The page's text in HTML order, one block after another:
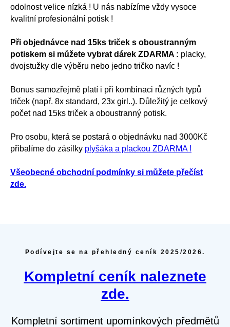
odolnost velice nízká ! U nás nabízíme vždy vysoce
kvalitní profesionální potisk !
Při objednávce nad 15ks triček s oboustranným
potiskem si můžete vybrat dárek ZDARMA : placky,
dvojstužky dle výběru nebo jedno tričko navíc !
Bonus samozřejmě platí i při kombinaci různých typů
triček (např. 8x standard, 23x girl..). Důležitý je celkový
počet nad 15ks triček a oboustranný potisk.
Pro osobu, která se postará o objednávku nad 3000Kč
přibalíme do zásilky plyšáka a plackou ZDARMA !
Všeobecné obchodní podmínky si můžete přečíst
zde.
Podívejte se na přehledný ceník 2025/2026.
Kompletní ceník naleznete
zde.
Kompletní sortiment upomínkových předmětů